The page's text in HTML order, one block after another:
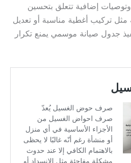
وتوصيات إضافية تتعلق بتحسين
مثل تركيب أغطية مناسبة أو تعديل
جدول صيانة موسمي يمنع تكرار